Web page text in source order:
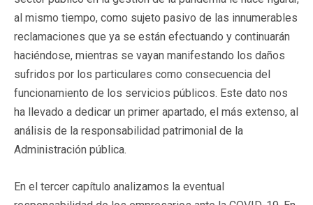
al mismo tiempo, como sujeto pasivo de las innumerables
reclamaciones que ya se están efectuando y continuarán
haciéndose, mientras se vayan manifestando los daños
sufridos por los particulares como consecuencia del
funcionamiento de los servicios públicos. Este dato nos
ha llevado a dedicar un primer apartado, el más extenso, al
análisis de la responsabilidad patrimonial de la
Administración pública.
En el tercer capítulo analizamos la eventual